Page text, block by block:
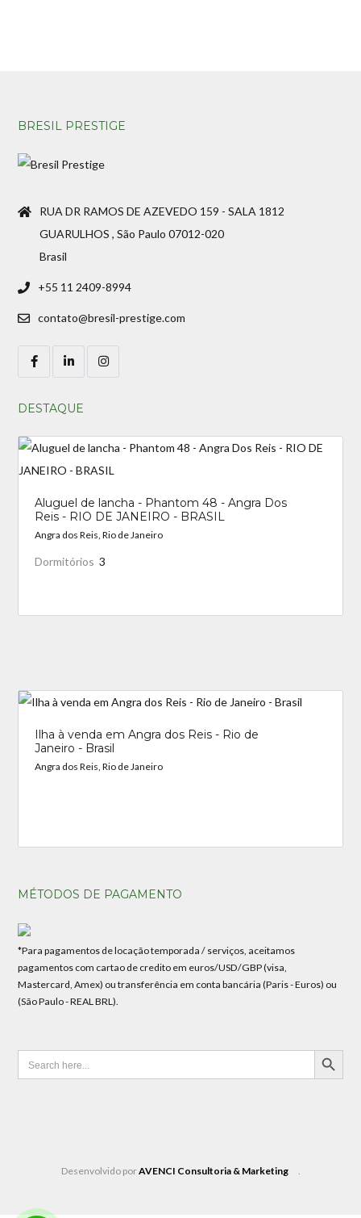
BRESIL PRESTIGE
RUA DR RAMOS DE AZEVEDO 159 - SALA 1812
GUARULHOS , São Paulo 07012-020
Brasil
+55 11 2409-8994
contato@bresil-prestige.com
DESTAQUE
Aluguel de lancha - Phantom 48 - Angra Dos
Reis - RIO DE JANEIRO - BRASIL
Angra dos Reis, Rio de Janeiro
Dormitórios 3
Ilha à venda em Angra dos Reis - Rio de
Janeiro - Brasil
Angra dos Reis, Rio de Janeiro
MÉTODOS DE PAGAMENTO
*Para pagamentos de locação temporada / serviços, aceitamos
pagamentos com cartao de credito em euros/USD/GBP (visa,
Mastercard, Amex) ou transferência em conta bancária (Paris - Euros) ou
(São Paulo - REAL BRL).
Search
for:
SEARCH BUTTON
Desenvolvido porAVENCI Consultoria & Marketing